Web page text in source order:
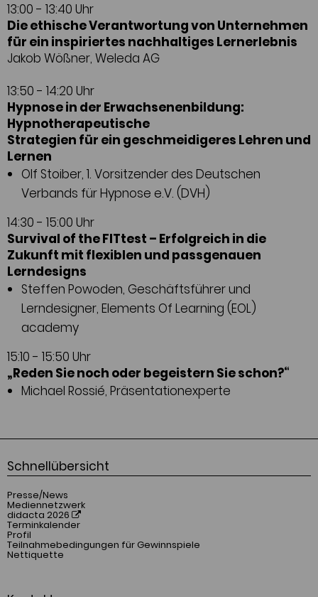
13:00 - 13:40 Uhr
Die ethische Verantwortung von Unternehmen
für ein inspiriertes nachhaltiges Lernerlebnis
Jakob Wößner, Weleda AG
13:50 - 14:20 Uhr
Hypnose in der Erwachsenenbildung:
Hypnotherapeutische
Strategien für ein geschmeidigeres Lehren und
Lernen
Olf Stoiber, 1. Vorsitzender des Deutschen
Verbands für Hypnose e.V. (DVH)
14:30 - 15:00 Uhr
Survival of the FITtest – Erfolgreich in die
Zukunft mit flexiblen und passgenauen
Lerndesigns
Steffen Powoden, Geschäftsführer und
Lerndesigner, Elements Of Learning (EOL)
academy
15:10 - 15:50 Uhr
„Reden Sie noch oder begeistern Sie schon?“
Michael Rossié, Präsentationexperte
Schnellübersicht
Presse/News
Mediennetzwerk
didacta 2026
Terminkalender
Profil
Teilnahmebedingungen für Gewinnspiele
Nettiquette